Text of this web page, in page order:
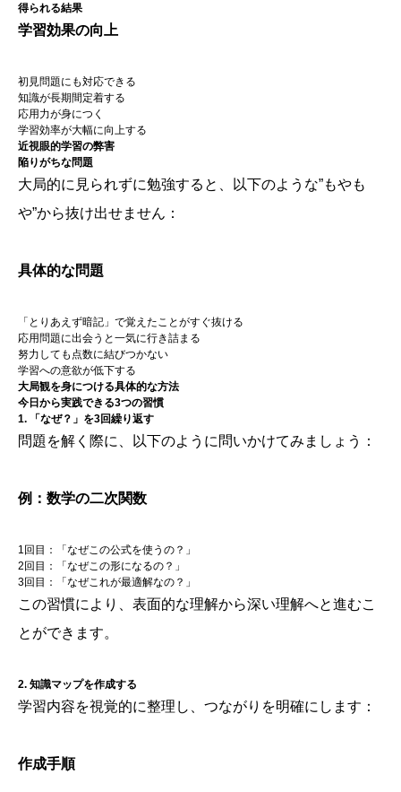
得られる結果
学習効果の向上
初見問題にも対応できる
知識が長期間定着する
応用力が身につく
学習効率が大幅に向上する
近視眼的学習の弊害
陥りがちな問題
大局的に見られずに勉強すると、以下のような”もやも
や”から抜け出せません：
具体的な問題
「とりあえず暗記」で覚えたことがすぐ抜ける
応用問題に出会うと一気に行き詰まる
努力しても点数に結びつかない
学習への意欲が低下する
大局観を身につける具体的な方法
今日から実践できる3つの習慣
1. 「なぜ？」を3回繰り返す
問題を解く際に、以下のように問いかけてみましょう：
例：数学の二次関数
1回目：「なぜこの公式を使うの？」
2回目：「なぜこの形になるの？」
3回目：「なぜこれが最適解なの？」
この習慣により、表面的な理解から深い理解へと進むこ
とができます。
2. 知識マップを作成する
学習内容を視覚的に整理し、つながりを明確にします：
作成手順